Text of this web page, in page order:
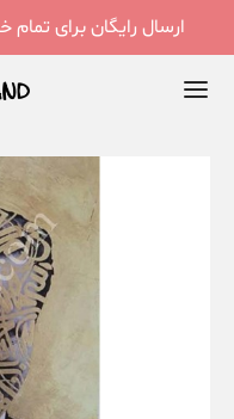
ارسال رایگان برای تمام